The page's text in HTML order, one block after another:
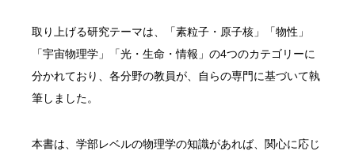
取り上げる研究テーマは、「素粒子・原子核」「物性」
「宇宙物理学」「光・生命・情報」の4つのカテゴリーに
分かれており、各分野の教員が、自らの専門に基づいて執
筆しました。
本書は、学部レベルの物理学の知識があれば、関心に応じ